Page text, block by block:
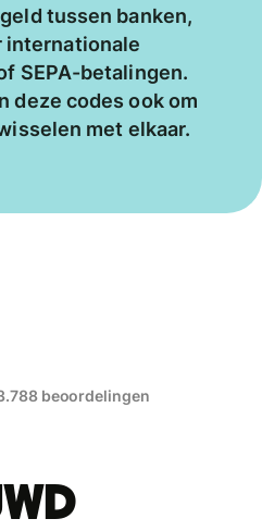
tussen banken,
internationale
SEPA-betalingen.
deze codes ook om
met elkaar.
beoordelingen